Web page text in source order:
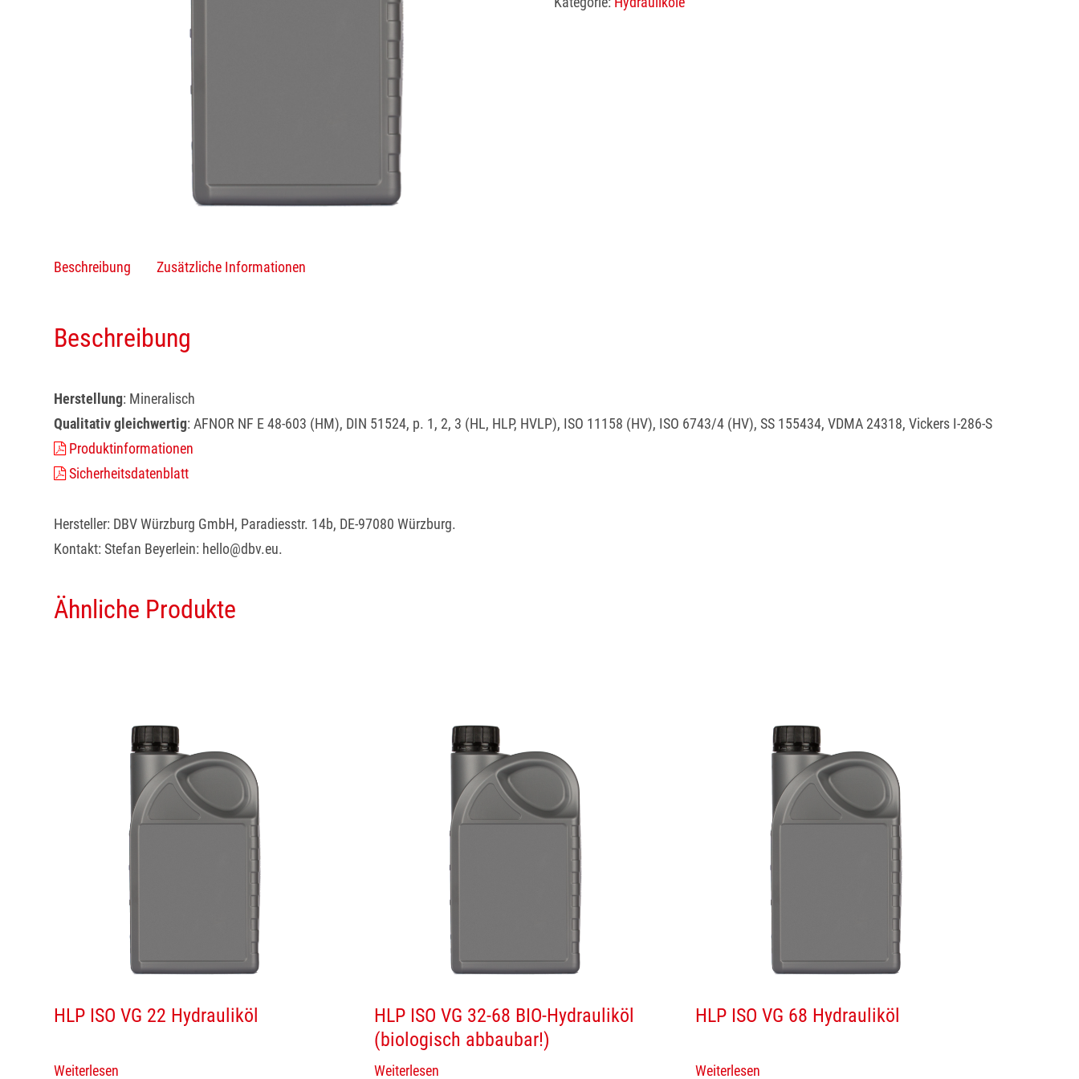
Beschreibung Zusätzliche Informationen
Beschreibung
Herstellung: Mineralisch
Qualitativ gleichwertig: AFNOR NF E 48-603 (HM), DIN 51524, p. 1, 2, 3 (HL, HLP, HVLP), ISO 11158 (HV), ISO 6743/4 (HV), SS 155434, VDMA 24318, Vickers I-286-S
Produktinformationen
Sicherheitsdatenblatt
Hersteller: DBV Würzburg GmbH, Paradiesstr. 14b, DE-97080 Würzburg.
Kontakt: Stefan Beyerlein: hello@dbv.eu.
Ähnliche Produkte
HLP ISO VG 22 Hydrauliköl
Weiterlesen
HLP ISO VG 32-68 BIO-Hydrauliköl
(biologisch abbaubar!)
Weiterlesen
HLP ISO VG 68 Hydrauliköl
Weiterlesen